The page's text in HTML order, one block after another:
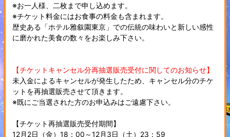
※お一人様、二枚まで申し込めます。
※チケット料金にはお食事の料金も含まれます。
歴史ある「ホテル雅叙園東京」での伝統の味わいと新しい感性
に磨かれた美食の数々をお楽しみ下さい。
【チケットキャンセル分再抽選販売受付に関してのお知らせ】
未入金によるキャンセルが発生したため、キャンセル分のチケ
ットを再抽選販売させて頂きます。
※既にご当選された方のお申込みはご遠慮下さい。
【チケット再抽選販売受付期間】
12月2日（金）18：00～12月3日（土）23：59